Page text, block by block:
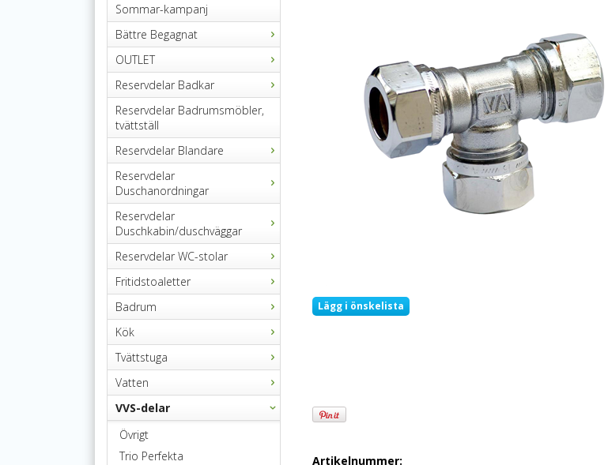
Sommar-kampanj
Bättre Begagnat
OUTLET
Reservdelar Badkar
Reservdelar Badrumsmöbler,
tvättställ
Reservdelar Blandare
Reservdelar
Duschanordningar
Reservdelar
Duschkabin/duschväggar
Reservdelar WC-stolar
Fritidstoaletter
Badrum
Kök
Tvättstuga
Vatten
VVS-delar
Övrigt
Trio Perfekta
Lägg i önskelista
Artikelnummer: